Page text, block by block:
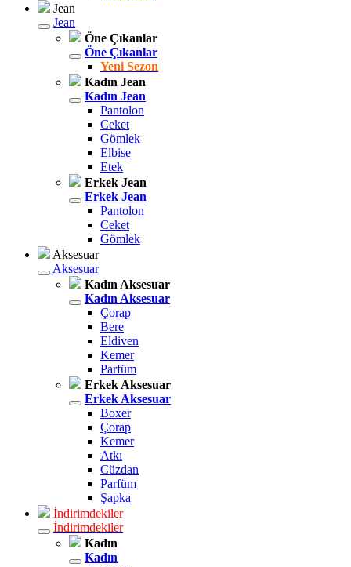
Jean
Jean
Öne Çıkanlar
Öne Çıkanlar
Yeni Sezon
Kadın Jean
Kadın Jean
Pantolon
Ceket
Gömlek
Elbise
Etek
Erkek Jean
Erkek Jean
Pantolon
Ceket
Gömlek
Aksesuar
Aksesuar
Kadın Aksesuar
Kadın Aksesuar
Çorap
Bere
Eldiven
Kemer
Parfüm
Erkek Aksesuar
Erkek Aksesuar
Boxer
Çorap
Kemer
Atkı
Cüzdan
Parfüm
Şapka
İndirimdekiler
İndirimdekiler
Kadın
Kadın